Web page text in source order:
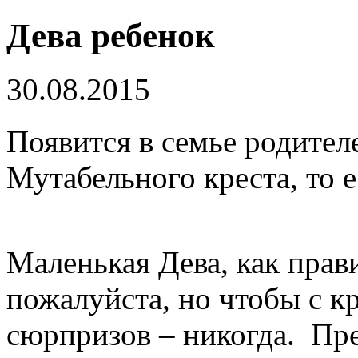
Дева ребенок
30.08.2015
Появится в семье
Мутабельного креста,
Маленькая Дева, как
пожалуйста, но чтобы с
сюрпризов – никогда.